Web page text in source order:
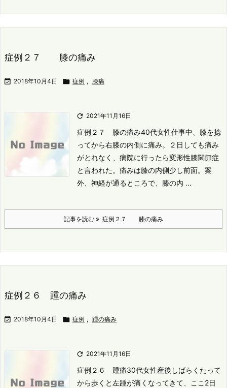
症例２７ 膝の痛み
 2018年10月4日  症例 , 膝痛
 2021年11月16日
症例２７ 膝の痛み40代女性仕事中、膝を捻
ってから右膝の内側に痛み。
２日しても痛み
がとれなく、病院に行ったら変形性膝関節症
と言われた。 痛みは膝の内側少し前面。 案
外、神経が通るところで、膝の内 ...
記事を読む 症例２７ 膝の痛み
症例２６ 踵の痛み
 2018年10月4日  症例 , 踵の痛み
 2021年11月16日
症例２６ 踵痛30代女性産後しばらくたって
から歩くと左踵が痛くなってきて、ここ2日